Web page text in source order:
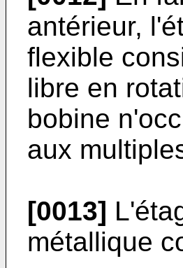
antérieur,
flexible
libre en
bobine
aux
[0013]
métallique